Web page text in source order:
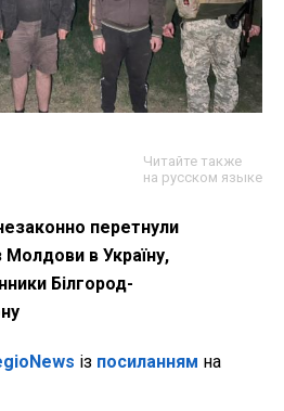
Читайте также
на русском языке
перетнули
в Україну,
Білгород-
із посиланням на